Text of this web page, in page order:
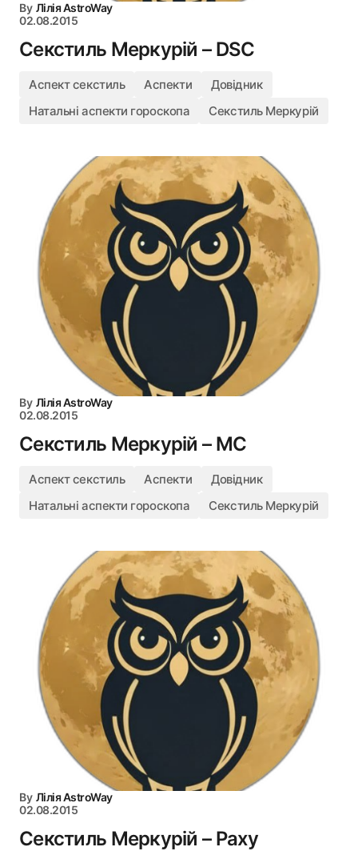
By Лілія AstroWay
02.08.2015
Секстиль Меркурій – DSC
Аспект секстиль Аспекти
Довідник
Натальні аспекти гороскопа
Секстиль Меркурій
By Лілія AstroWay
02.08.2015
Секстиль Меркурій – MC
Аспект секстиль Аспекти
Довідник
Натальні аспекти гороскопа
Секстиль Меркурій
By Лілія AstroWay
02.08.2015
Секстиль Меркурій – Раху